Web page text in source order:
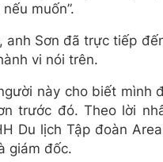
muốn”.
Sơn đã trực tiếp
vi nói trên.
này cho biết
trước đó. Theo lời
Du lịch Tập đoàn
giám đốc.